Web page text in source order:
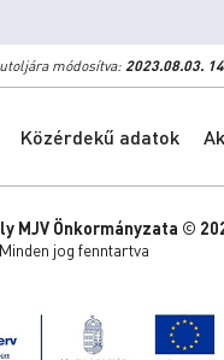
módosítva:2023.08.03.
Közérdekű adatok
MJV Önkormányzata ©
Minden jog fenntartva